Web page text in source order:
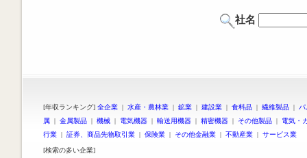
社名
[年収ランキング] 全企業 | 水産・農林業 | 鉱業 | 建設業 | 食料品 | 繊維製品 |
属 | 金属製品 | 機械 | 電気機器 | 輸送用機器 | 精密機器 | その他製品 | 電気・
行業 | 証券、商品先物取引業 | 保険業 | その他金融業 | 不動産業 | サービス業
[検索の多い企業]